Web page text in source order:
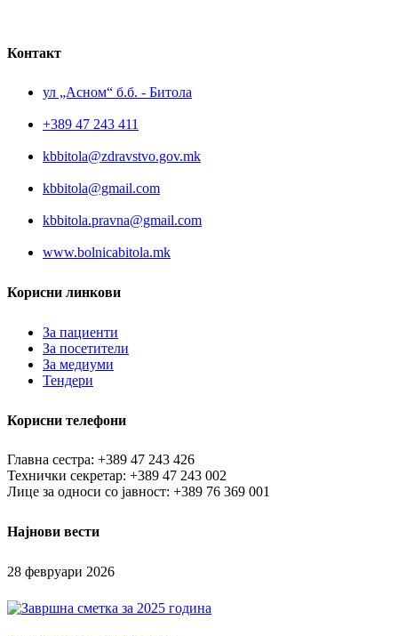
Контакт
ул „Асном“ б.б. - Битола
+389 47 243 411
kbbitola@zdravstvo.gov.mk
kbbitola@gmail.com
kbbitola.pravna@gmail.com
www.bolnicabitola.mk
Корисни линкови
За пациенти
За посетители
За медиуми
Тендери
Корисни телефони
Главна сестра: +389 47 243 426
Технички секретар: +389 47 243 002
Лице за односи со јавност: +389 76 369 001
Најнови вести
28 февруари 2026